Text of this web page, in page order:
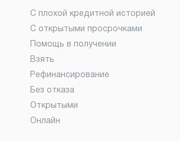
С плохой кредитной историей
С открытыми просрочками
Помощь в получении
Взять
Рефинансирование
Без отказа
Открытыми
Онлайн